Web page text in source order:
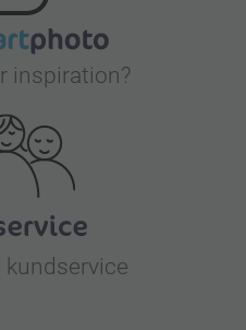
inspiration?